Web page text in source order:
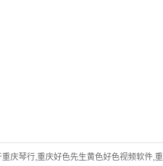
重庆琴行,重庆好色先生黄色好色视频软件,